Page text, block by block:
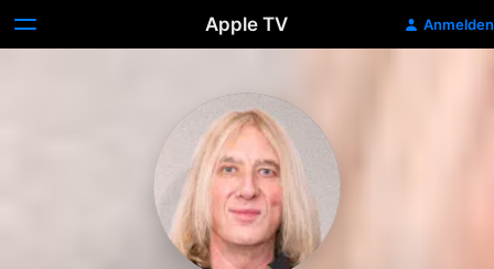
Apple TV Anmelden